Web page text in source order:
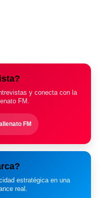
y conecta con la
FM.
FM
estratégica en una
real.